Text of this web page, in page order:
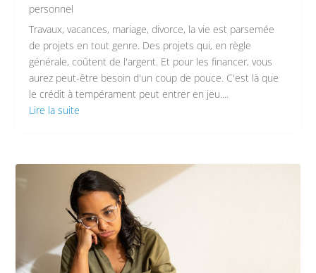
personnel
Travaux, vacances, mariage, divorce, la vie est parsemée
de projets en tout genre. Des projets qui, en règle
générale, coûtent de l'argent. Et pour les financer, vous
aurez peut-être besoin d'un coup de pouce. C'est là que
le crédit à tempérament peut entrer en jeu....
Lire la suite